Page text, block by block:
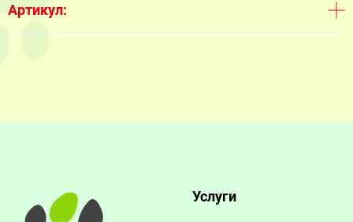
Артикул:
Услуги